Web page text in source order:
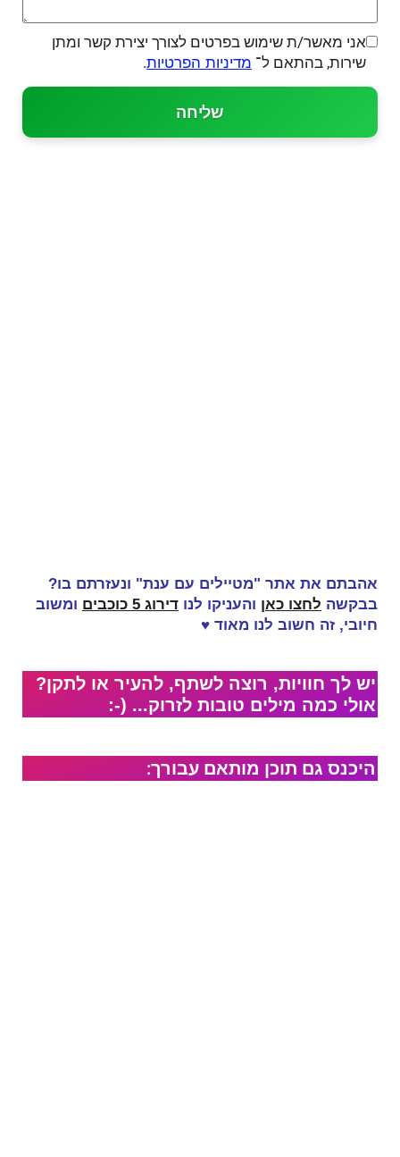
אני מאשר/ת שימוש בפרטים לצורך יצירת קשר ומתן
שירות, בהתאם ל־ מדיניות הפרטיות.
שליחה
אהבתם את אתר "מטיילים עם ענת" ונעזרתם בו?
בבקשה לחצו כאן והעניקו לנו דירוג 5 כוכבים
ומשוב
חיובי, זה חשוב לנו מאוד ♥
יש לך חוויות, רוצה לשתף, להעיר או לתקן?
אולי כמה מילים טובות לזרוק... (-:
היכנס גם תוכן מותאם עבורך: